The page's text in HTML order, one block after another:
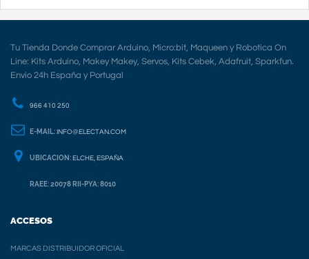
Tu Tienda Donde Comprar Arduino, Micro:bit, Maqueen y Robotica On
Line: Kits Arduino, Makey Makey, Servos, Kits Cebek, Adafruit, Sparkfun.
Envio 24h España y Portugal
966 410 250
E-MAIL: INFO@ELECTAN.COM
UBICACION: ELCHE, ESPAÑA
RAEE: 20078 RII-PYA: 8010
ACCESOS
MARCAS DISTRIBUIDOR OFICIAL